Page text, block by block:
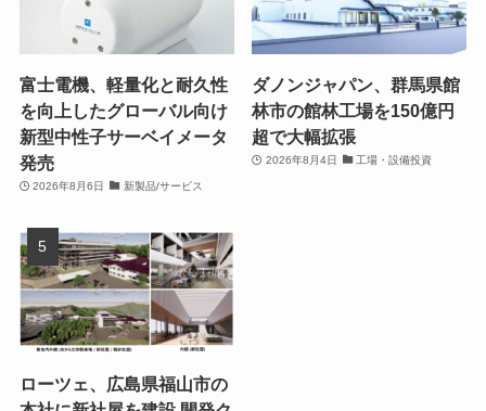
富士電機、軽量化と耐久性
を向上したグローバル向け
新型中性子サーベイメータ
発売
2026年8月6日 新製品/サービス
ダノンジャパン、群馬県館
林市の館林工場を150億円
超で大幅拡張
2026年8月4日 工場・設備投資
ローツェ、広島県福山市の